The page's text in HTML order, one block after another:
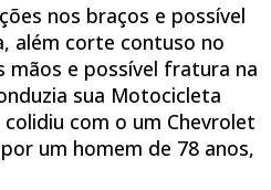
nos braços e possível
além corte contuso no
mãos e possível fratura na
sua Motocicleta
com o um Chevrolet
um homem de 78 anos,